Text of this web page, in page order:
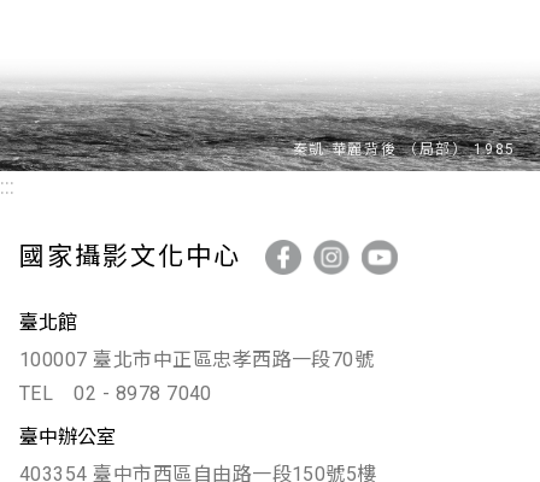
:::
國家攝影文化中心
臺北館
100007 臺北市中正區忠孝西路一段70號
TEL
02 - 8978 7040
臺中辦公室
403354 臺中市西區自由路一段150號5樓